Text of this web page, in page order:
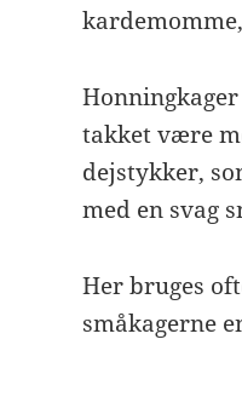
takket være
dejstykker,
med en svag
Her bruges
småkagerne